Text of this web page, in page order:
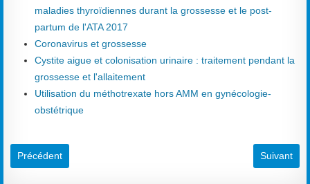
maladies thyroïdiennes durant la grossesse et le post-
partum de l'ATA 2017
Coronavirus et grossesse
Cystite aigue et colonisation urinaire : traitement pendant la
grossesse et l'allaitement
Utilisation du méthotrexate hors AMM en gynécologie-
obstétrique
Article précédent : Mélanocytes
Précédent Article
Suivant